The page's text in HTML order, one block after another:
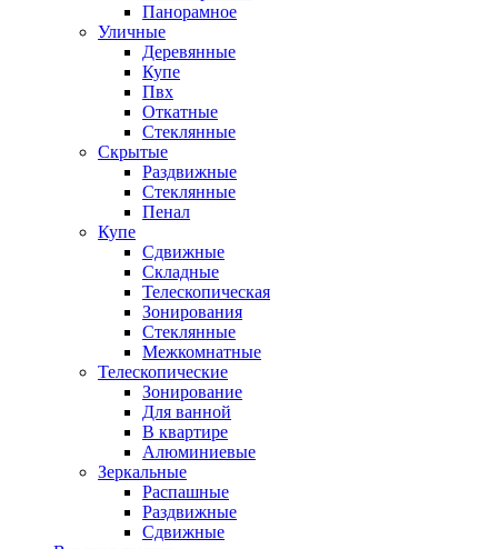
Панорамное
Уличные
Деревянные
Купе
Пвх
Откатные
Стеклянные
Скрытые
Раздвижные
Стеклянные
Пенал
Купе
Сдвижные
Складные
Телескопическая
Зонирования
Стеклянные
Межкомнатные
Телескопические
Зонирование
Для ванной
В квартире
Алюминиевые
Зеркальные
Распашные
Раздвижные
Сдвижные